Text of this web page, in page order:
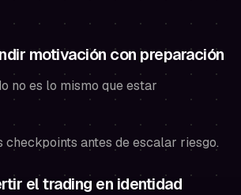
motivación con preparación
no es lo mismo que estar
checkpoints antes de escalar riesgo.
el trading en identidad